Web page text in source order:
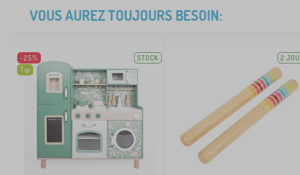
VOUS AUREZ TOUJOURS BESOIN:
-25%
Tip
STOCK 2